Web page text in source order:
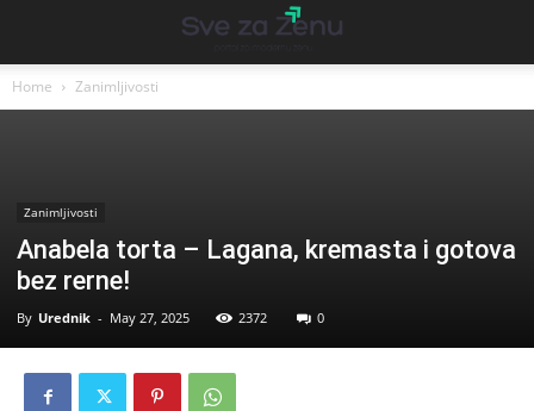
Home Zanimljivosti
Zanimljivosti
Anabela torta – Lagana, kremasta i gotova
bez rerne!
By Urednik - May 27, 2025 2372 0